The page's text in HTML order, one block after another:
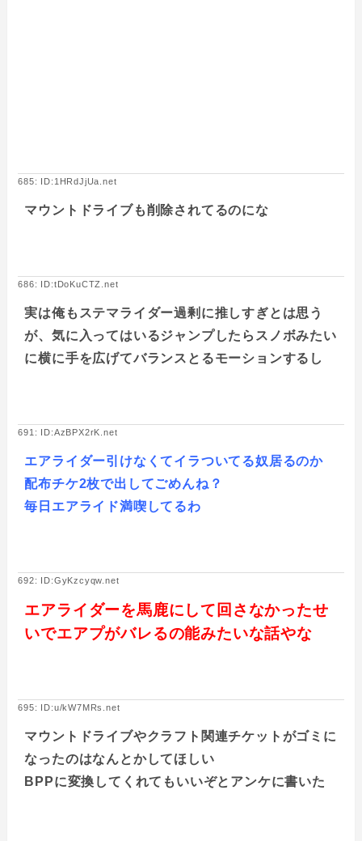
685: ID:1HRdJjUa.net
マウントドライブも削除されてるのにな
686: ID:tDoKuCTZ.net
実は俺もステマライダー過剰に推しすぎとは思う
が、気に入ってはいるジャンプしたらスノボみたい
に横に手を広げてバランスとるモーションするし
691: ID:AzBPX2rK.net
エアライダー引けなくてイラついてる奴居るのか
配布チケ2枚で出してごめんね？
毎日エアライド満喫してるわ
692: ID:GyKzcyqw.net
エアライダーを馬鹿にして回さなかったせ
いでエアプがバレるの能みたいな話やな
695: ID:u/kW7MRs.net
マウントドライブやクラフト関連チケットがゴミに
なったのはなんとかしてほしい
BPPに変換してくれてもいいぞとアンケに書いた